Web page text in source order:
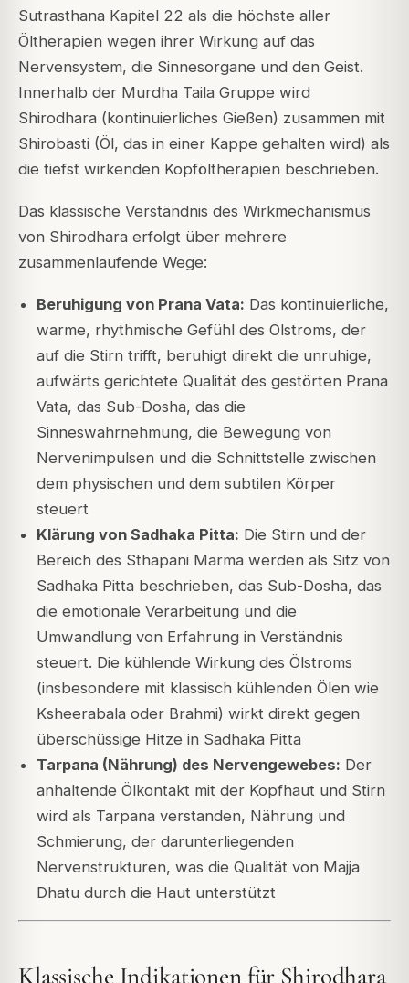
Sutrasthana Kapitel 22 als die höchste aller
Öltherapien wegen ihrer Wirkung auf das
Nervensystem, die Sinnesorgane und den Geist.
Innerhalb der Murdha Taila Gruppe wird
Shirodhara (kontinuierliches Gießen) zusammen mit
Shirobasti (Öl, das in einer Kappe gehalten wird) als
die tiefst wirkenden Kopföltherapien beschrieben.
Das klassische Verständnis des Wirkmechanismus
von Shirodhara erfolgt über mehrere
zusammenlaufende Wege:
Beruhigung von Prana Vata: Das kontinuierliche,
warme, rhythmische Gefühl des Ölstroms, der
auf die Stirn trifft, beruhigt direkt die unruhige,
aufwärts gerichtete Qualität des gestörten Prana
Vata, das Sub-Dosha, das die
Sinneswahrnehmung, die Bewegung von
Nervenimpulsen und die Schnittstelle zwischen
dem physischen und dem subtilen Körper
steuert
Klärung von Sadhaka Pitta: Die Stirn und der
Bereich des Sthapani Marma werden als Sitz von
Sadhaka Pitta beschrieben, das Sub-Dosha, das
die emotionale Verarbeitung und die
Umwandlung von Erfahrung in Verständnis
steuert. Die kühlende Wirkung des Ölstroms
(insbesondere mit klassisch kühlenden Ölen wie
Ksheerabala oder Brahmi) wirkt direkt gegen
überschüssige Hitze in Sadhaka Pitta
Tarpana (Nährung) des Nervengewebes: Der
anhaltende Ölkontakt mit der Kopfhaut und Stirn
wird als Tarpana verstanden, Nährung und
Schmierung, der darunterliegenden
Nervenstrukturen, was die Qualität von Majja
Dhatu durch die Haut unterstützt
Klassische Indikationen für Shirodhara